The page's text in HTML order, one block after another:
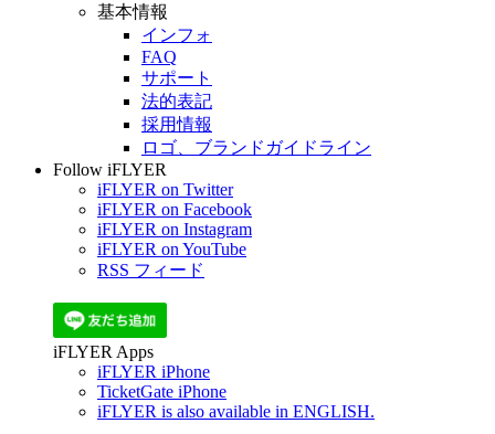
基本情報
インフォ
FAQ
サポート
法的表記
採用情報
ロゴ、ブランドガイドライン
Follow iFLYER
iFLYER on Twitter
iFLYER on Facebook
iFLYER on Instagram
iFLYER on YouTube
RSS フィード
iFLYER Apps
iFLYER iPhone
TicketGate iPhone
iFLYER is also available in ENGLISH.